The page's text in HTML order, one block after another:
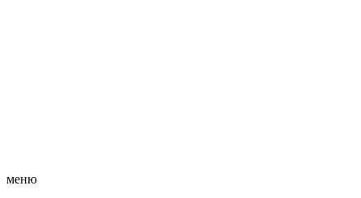
меню